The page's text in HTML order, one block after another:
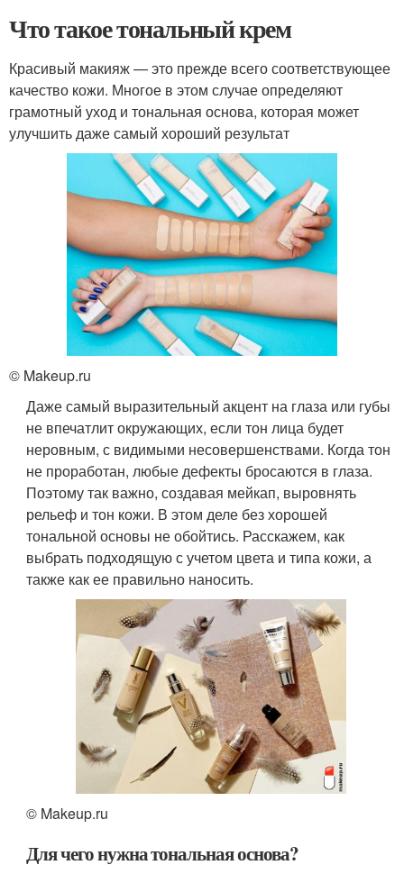
Что такое тональный крем
Красивый макияж — это прежде всего соответствующее
качество кожи. Многое в этом случае определяют
грамотный уход и тональная основа, которая может
улучшить даже самый хороший результат
© Makeup.ru
Даже самый выразительный акцент на глаза или губы
не впечатлит окружающих, если тон лица будет
неровным, с видимыми несовершенствами. Когда тон
не проработан, любые дефекты бросаются в глаза.
Поэтому так важно, создавая мейкап, выровнять
рельеф и тон кожи. В этом деле без хорошей
тональной основы не обойтись. Расскажем, как
выбрать подходящую с учетом цвета и типа кожи, а
также как ее правильно наносить.
© Makeup.ru
Для чего нужна тональная основа?